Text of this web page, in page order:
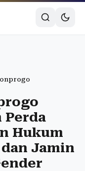
Perda
Hukum
Jamin